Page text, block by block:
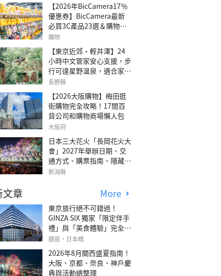
【2026年BicCamera17％
優惠券】BicCamera最新
必買3C產品23選＆購物攻
略
購物
【東京近郊・輕井澤】24
小時中文管家安心支援，步
行可達星野溫泉，適合家庭
旅行、三代同遊與紀念日的
澤森四季VILLA」
長野縣
【2026大阪購物】梅田逛
街購物完全攻略！17間百
貨公司和購物商場懶人包
大阪府
日本三大花火「長岡花火大
會」2027年舉辦日期、交
通方式、購票指南、隱藏欣
賞地點
新潟縣
章 More
東京旅行絕不可錯過！
GINZA SIX 獨家「限定伴手
禮」與「美食體驗」完全指
南
銀座・日本橋
2026年8月關西盛夏指南！
大阪、京都、奈良、神戶慶
典與活動總整理